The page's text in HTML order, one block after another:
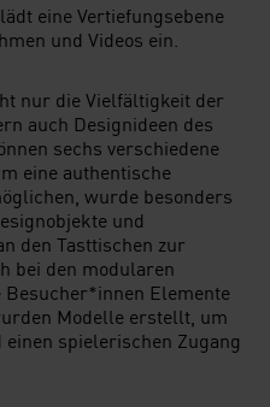
eine Vertiefungsebene
und Videos ein.
nur die Vielfältigkeit der
auch Designideen des
sechs verschiedene
eine authentische
wurde besonders
und
den Tasttischen zur
bei den modularen
Besucher*innen Elemente
Modelle erstellt, um
spielerischen Zugang